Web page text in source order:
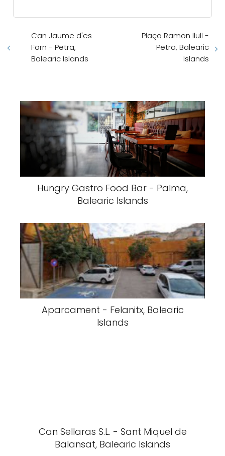
Can Jaume d'es
Forn - Petra,
Balearic Islands
Plaça Ramon llull -
Petra, Balearic
Islands
Hungry Gastro Food Bar - Palma,
Balearic Islands
Aparcament - Felanitx, Balearic
Islands
Can Sellaras S.L. - Sant Miquel de
Balansat, Balearic Islands